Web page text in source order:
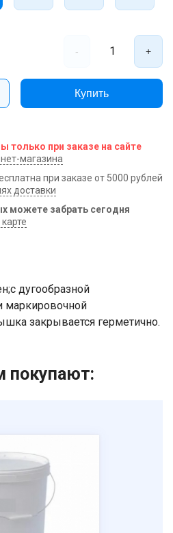
- 1 +
Купить
только при заказе на сайте
магазина
при заказе от 5000 рублей
доставки
можете забрать сегодня
дугообразной
маркировочной
закрывается герметично.
покупают:
"Отправить" вы
обработку